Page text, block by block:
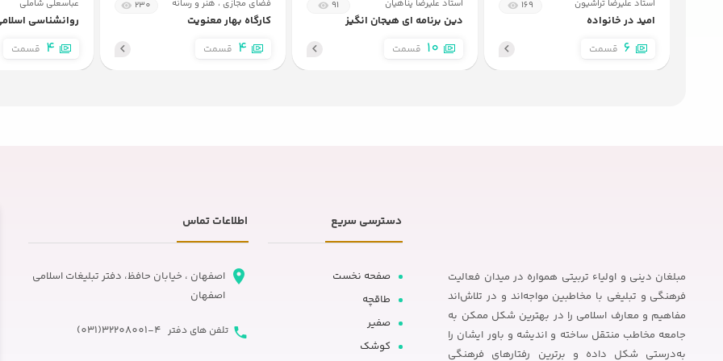
10 نحوه آشنایی 1
11
14 مراحل مشاوره پیش از ازدواج 2
مراحل مشاوره پیش از ازدواج 3
استاد علیرضا تراشیون 169
امید در خانواده
6 قسمت
استاد علیرضا پناهیان 91
دین برنامه ای هیجان انگیز
10 قسمت
فضای مجازی ، هنر و رسانه 230
کارگاه بهار معنویت
4 قسمت
عباسعلی شاملی
روانشناسی
4 قسمت
مبلغان دینی و اولیاء تربیتی همواره در میدان فعالیت
فرهنگی و تبلیغی با مخاطبین مواجه‌اند و در تلاش‌اند
مفاهیم و معارف اسلامی را در بهترین شکل ممکن به
جامعه مخاطب منتقل ساخته و اندیشه و باور ایشان را
به‌درستی شکل داده و برترین رفتارهای فرهنگی
دسترسی سریع
صفحه نخست
طاقچه
صفیر
کوشک
اطلاعات تماس
اصفهان ، خیابان حافظ، دفتر تبلیغات اسلامی
اصفهان
تلفن های دفتر 32208001-4(031)